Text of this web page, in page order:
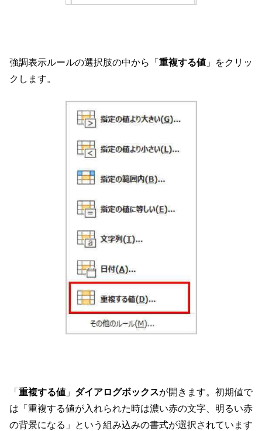
強調表示ルールの選択肢の中から「 重複する値 」をクリッ
クします。
「 重複する値 」 ダイアログボックスが開きます。初期値で
は「重複する値が入れられた時は濃い赤の文字、明るい赤
の背景になる」という組み込みの書式が選択されています